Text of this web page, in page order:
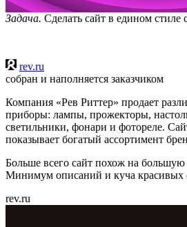
Задача. Сделать сайт в едином стиле
rev.ru
собран и наполняется заказчиком
Компания «Рев Риттер» продает
приборы: лампы, прожекторы,
светильники, фонари и фотореле.
показывает богатый ассортимент
Больше всего сайт похож на большую
Минимум описаний и куча красивых
rev.ru